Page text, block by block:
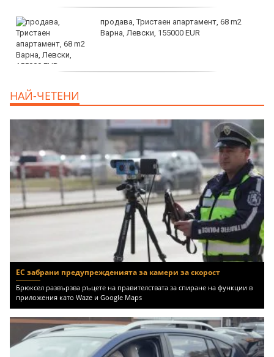
продава, Тристаен апартамент, 68 m2
Варна, Левски, 155000 EUR
НАЙ-ЧЕТЕНИ
ЕС забрани предупрежденията за камери за скорост
Брюксел развързва ръцете на правителствата за спиране на функции в
приложения като Waze и Google Maps